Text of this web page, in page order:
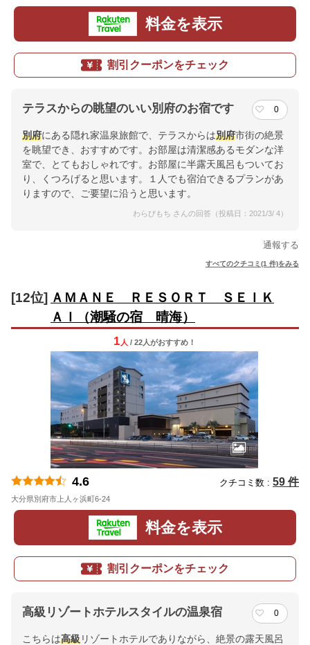
料金を表示
割引クーポンをチェック
テラスからの眺望のいい別府のお宿です 0
別府にある隠れ家温泉旅館で、テラスからは別府市街の絶景
を眺望でき、おすすめです。お部屋は清潔感あるモダンな洋
室で、とてもおしゃれです。お部屋に半露天風呂もついてお
り、くつろげると思います。１人でも宿泊できるプランがあ
りますので、ご要望に沿うと思います。
わらびもち さんの回答（投稿日：2021/3/ 4）
通報する
すべてのクチコミ(1 件)をみる
[12位] ＡＭＡＮＥ ＲＥＳＯＲＴ ＳＥＩＫ
ＡＩ（潮騒の宿 晴海）
1 人 / 22人がおすすめ！
4.6 クチコミ数 : 59 件
大分県別府市上人ヶ浜町6-24
料金を表示
割引クーポンをチェック
高級リゾートホテルスタイルの温泉宿 0
こちらは高級リゾートホテルでありながら、絶景の露天風呂